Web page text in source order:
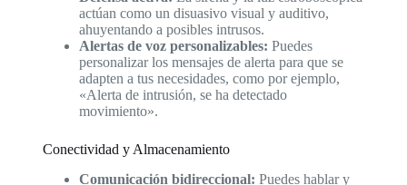
actúan como un disuasivo visual y auditivo,
ahuyentando a posibles intrusos.
Alertas de voz personalizables: Puedes
personalizar los mensajes de alerta para que se
adapten a tus necesidades, como por ejemplo,
«Alerta de intrusión, se ha detectado
movimiento».
Conectividad y Almacenamiento
Comunicación bidireccional: Puedes hablar y